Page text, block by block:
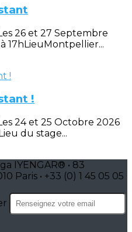
26 et 27 Septembre
17hLieuMontpellier...
!
24 et 25 Octobre 2026
du stage...
IYENGAR® • 83
Paris • +33 (0) 1 45 05 05